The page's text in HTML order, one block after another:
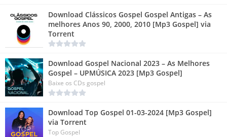
Download Clássicos Gospel Gospel Antigas – As
melhores Anos 90, 2000, 2010 [Mp3 Gospel] via
Torrent
Download Gospel Nacional 2023 – As Melhores
Gospel – UPMÚSICA 2023 [Mp3 Gospel]
Baixe os CDs gospel
Download Top Gospel 01-03-2024 [Mp3 Gospel]
via Torrent
Top Gospel